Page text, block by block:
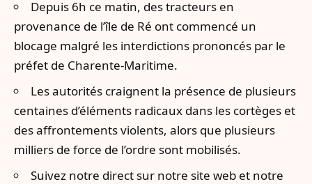
Depuis 6h ce matin, des tracteurs en
provenance de l’île de Ré ont commencé un
blocage malgré les interdictions prononcés par le
préfet de Charente-Maritime.
Les autorités craignent la présence de plusieurs
centaines d’éléments radicaux dans les cortèges et
des affrontements violents, alors que plusieurs
milliers de force de l’ordre sont mobilisés.
Suivez notre direct sur notre site web et notre